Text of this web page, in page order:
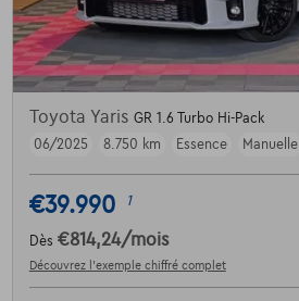
Toyota Yaris GR 1.6 Turbo Hi-Pack
06/2025
8.750 km Essence Manuelle
€39.990 1
Dès €814,24/mois
Découvrez l’exemple chiffré complet